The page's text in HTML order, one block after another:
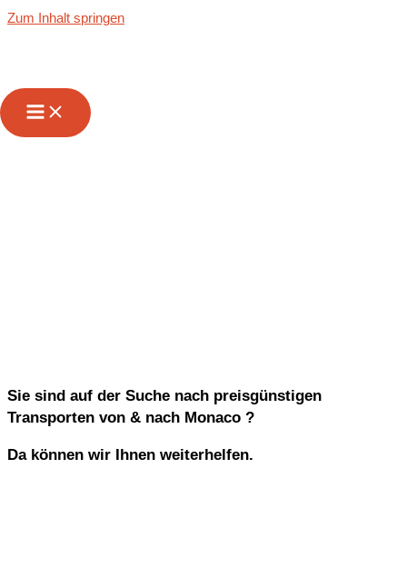
Zum Inhalt springen
zuverlässiger
Sie sind auf der Suche nach preisgünstigen
Transporten von & nach Monaco ?
Da können wir Ihnen weiterhelfen.